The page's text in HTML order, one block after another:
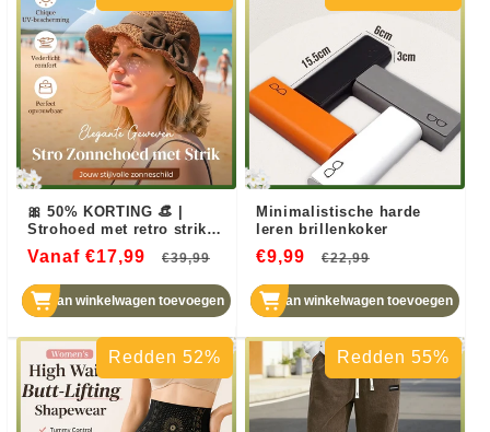
🎀 50% KORTING 👒 |
Strohoed met retro strik –
Opvouwbaar & ademend
voor de zomer
Vanaf €17,99
Normale
prijs
€39,99 Aanbiedingsprijs
Aan winkelwagen toevoegen
Minimalistische harde
leren brillenkoker
€9,99
Normale
prijs
€22,99
Aan winkelwagen toevoegen
Redden 52% Redden 55%